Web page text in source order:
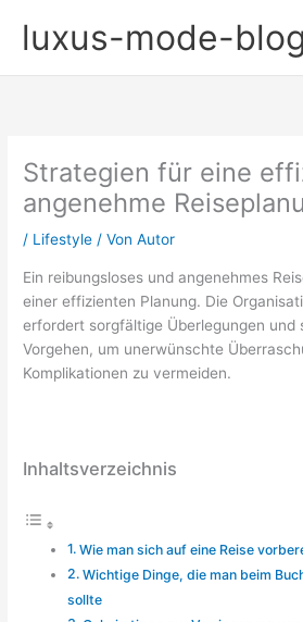
Inhaltluxus-mode-
Strategien für eine
angenehme
/ Lifestyle / VonAutor
Ein reibungsloses und angenehmes
einer effizienten Planung. Die
erfordert sorgfältige Überlegungen und
Vorgehen, um unerwünschte
Komplikationen zu vermeiden.
Inhaltsverzeichnis
Wie man sich auf eine Reise
Wichtige Dinge, die man beim
sollte